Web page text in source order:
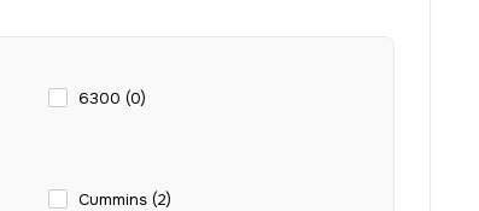
6300 (0)
Cummins (2)